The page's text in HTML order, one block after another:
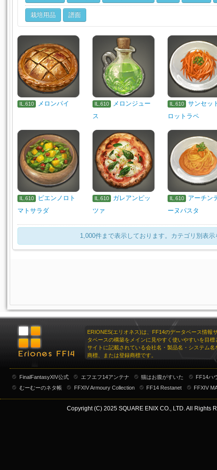
栽培用品 譜面
IL.610 メロンパイ IL.610
メロンジュー
ス
IL.610
サンセッ
ロットラペ
IL.610
ピエンノロト
マトサラダ
IL.610
ガレアンピッ
ツァ
IL.610
アーチン
ーヌパスタ
1,000件まで表示しております。カテゴリ別表
ERIONES(エリオネス)は、FF14のデータベース情報
タベースの構築をメインに見やすく使いやすいを目標
サイトに記載されている会社名・製品名・システム名
商標、または登録商標です。
FinalFantasyXIV公式 エフエフ14アンテナ 猫はお腹がすいた
FF14ハ
むーむーのネタ帳
FFXIV Armoury Collection FF14 Restanet FFXIV
Copyright (C) 2025 SQUARE ENIX CO., LTD. All Rights